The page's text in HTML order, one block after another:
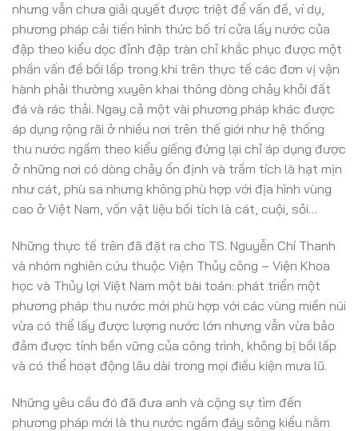
nhưng vẫn chưa giải quyết được triệt để vấn đề, ví dụ,
phương pháp cải tiến hình thức bố trí cửa lấy nước của
đập theo kiểu dọc đỉnh đập tràn chỉ khắc phục được một
phần vấn đề bồi lấp trong khi trên thực tế các đơn vị vận
hành phải thường xuyên khai thông dòng chảy khỏi đất
đá và rác thải. Ngay cả một vài phương pháp khác được
áp dụng rộng rãi ở nhiều nơi trên thế giới như hệ thống
thu nước ngầm theo kiểu giếng đứng lại chỉ áp dụng được
ở những nơi có dòng chảy ổn định và trầm tích là hạt mịn
như cát, phù sa nhưng không phù hợp với địa hình vùng
cao ở Việt Nam, vốn vật liệu bồi tích là cát, cuội, sỏi…
Những thực tế trên đã đặt ra cho TS. Nguyễn Chí Thanh
và nhóm nghiên cứu thuộc Viện Thủy công – Viện Khoa
học và Thủy lợi Việt Nam một bài toán: phát triển một
phương pháp thu nước mới phù hợp với các vùng miền núi
vừa có thể lấy được lượng nước lớn nhưng vẫn vừa bảo
đảm được tính bền vững của công trình, không bị bồi lấp
và có thể hoạt động lâu dài trong mọi điều kiện mưa lũ.
Những yêu cầu đó đã đưa anh và cộng sự tìm đến
phương pháp mới là thu nước ngầm đáy sông kiểu nằm